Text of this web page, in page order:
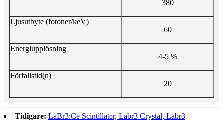
380
Ljusutbyte (fotoner/keV)
60
Energiupplösning
4-5 %
Förfallstid(n)
20
Tidigare: LaBr3:Ce Scintillator, Labr3 Crystal, Labr3